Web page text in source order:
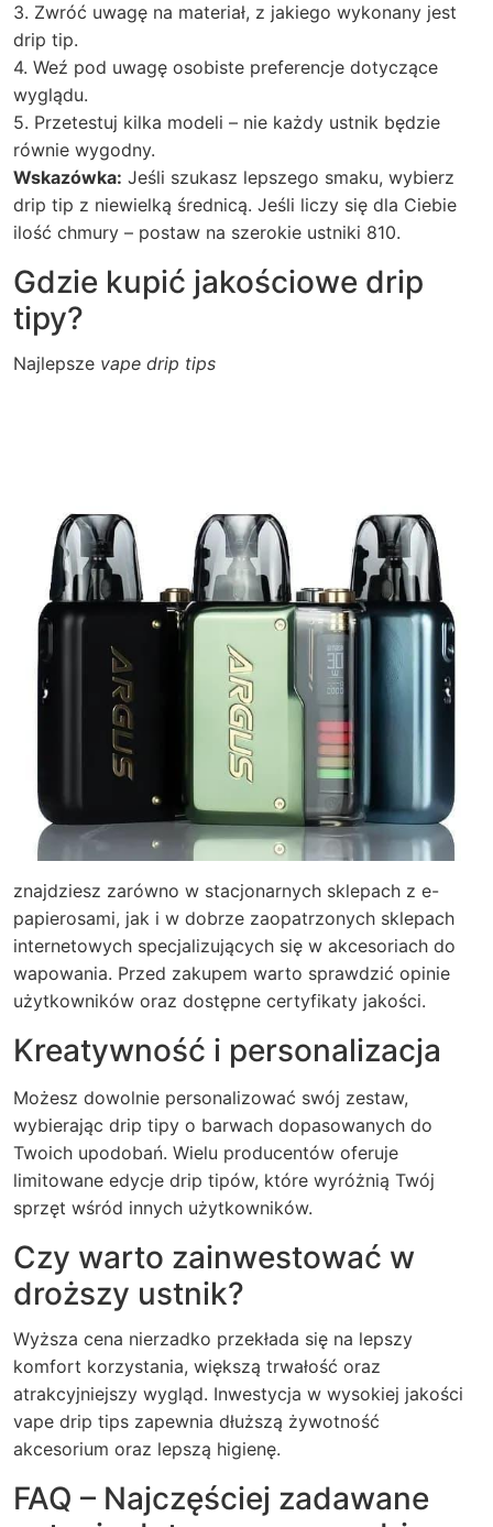
3. Zwróć uwagę na materiał, z jakiego wykonany jest
drip tip.
4. Weź pod uwagę osobiste preferencje dotyczące
wyglądu.
5. Przetestuj kilka modeli – nie każdy ustnik będzie
równie wygodny.
Wskazówka: Jeśli szukasz lepszego smaku, wybierz
drip tip z niewielką średnicą. Jeśli liczy się dla Ciebie
ilość chmury – postaw na szerokie ustniki 810.
Gdzie kupić jakościowe drip
tipy?
Najlepsze vape drip tips
znajdziesz zarówno w stacjonarnych sklepach z e-
papierosami, jak i w dobrze zaopatrzonych sklepach
internetowych specjalizujących się w akcesoriach do
wapowania. Przed zakupem warto sprawdzić opinie
użytkowników oraz dostępne certyfikaty jakości.
Kreatywność i personalizacja
Możesz dowolnie personalizować swój zestaw,
wybierając drip tipy o barwach dopasowanych do
Twoich upodobań. Wielu producentów oferuje
limitowane edycje drip tipów, które wyróżnią Twój
sprzęt wśród innych użytkowników.
Czy warto zainwestować w
droższy ustnik?
Wyższa cena nierzadko przekłada się na lepszy
komfort korzystania, większą trwałość oraz
atrakcyjniejszy wygląd. Inwestycja w wysokiej jakości
vape drip tips zapewnia dłuższą żywotność
akcesorium oraz lepszą higienę.
FAQ – Najczęściej zadawane